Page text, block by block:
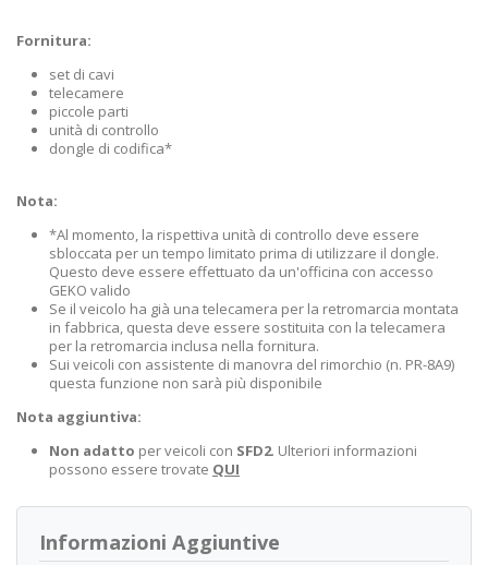
Fornitura:
set di cavi
telecamere
piccole parti
unità di controllo
dongle di codifica*
Nota:
*Al momento, la rispettiva unità di controllo deve essere
sbloccata per un tempo limitato prima di utilizzare il dongle.
Questo deve essere effettuato da un'officina con accesso
GEKO valido
Se il veicolo ha già una telecamera per la retromarcia montata
in fabbrica, questa deve essere sostituita con la telecamera
per la retromarcia inclusa nella fornitura.
Sui veicoli con assistente di manovra del rimorchio (n. PR-8A9)
questa funzione non sarà più disponibile
Nota aggiuntiva:
Non adatto per veicoli con SFD2. Ulteriori informazioni
possono essere trovate QUI
Informazioni Aggiuntive